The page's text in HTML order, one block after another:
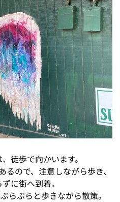
徒歩で向かいます。
ので、注意しながら歩き、
に街へ到着。
らぶらと歩きながら散策。